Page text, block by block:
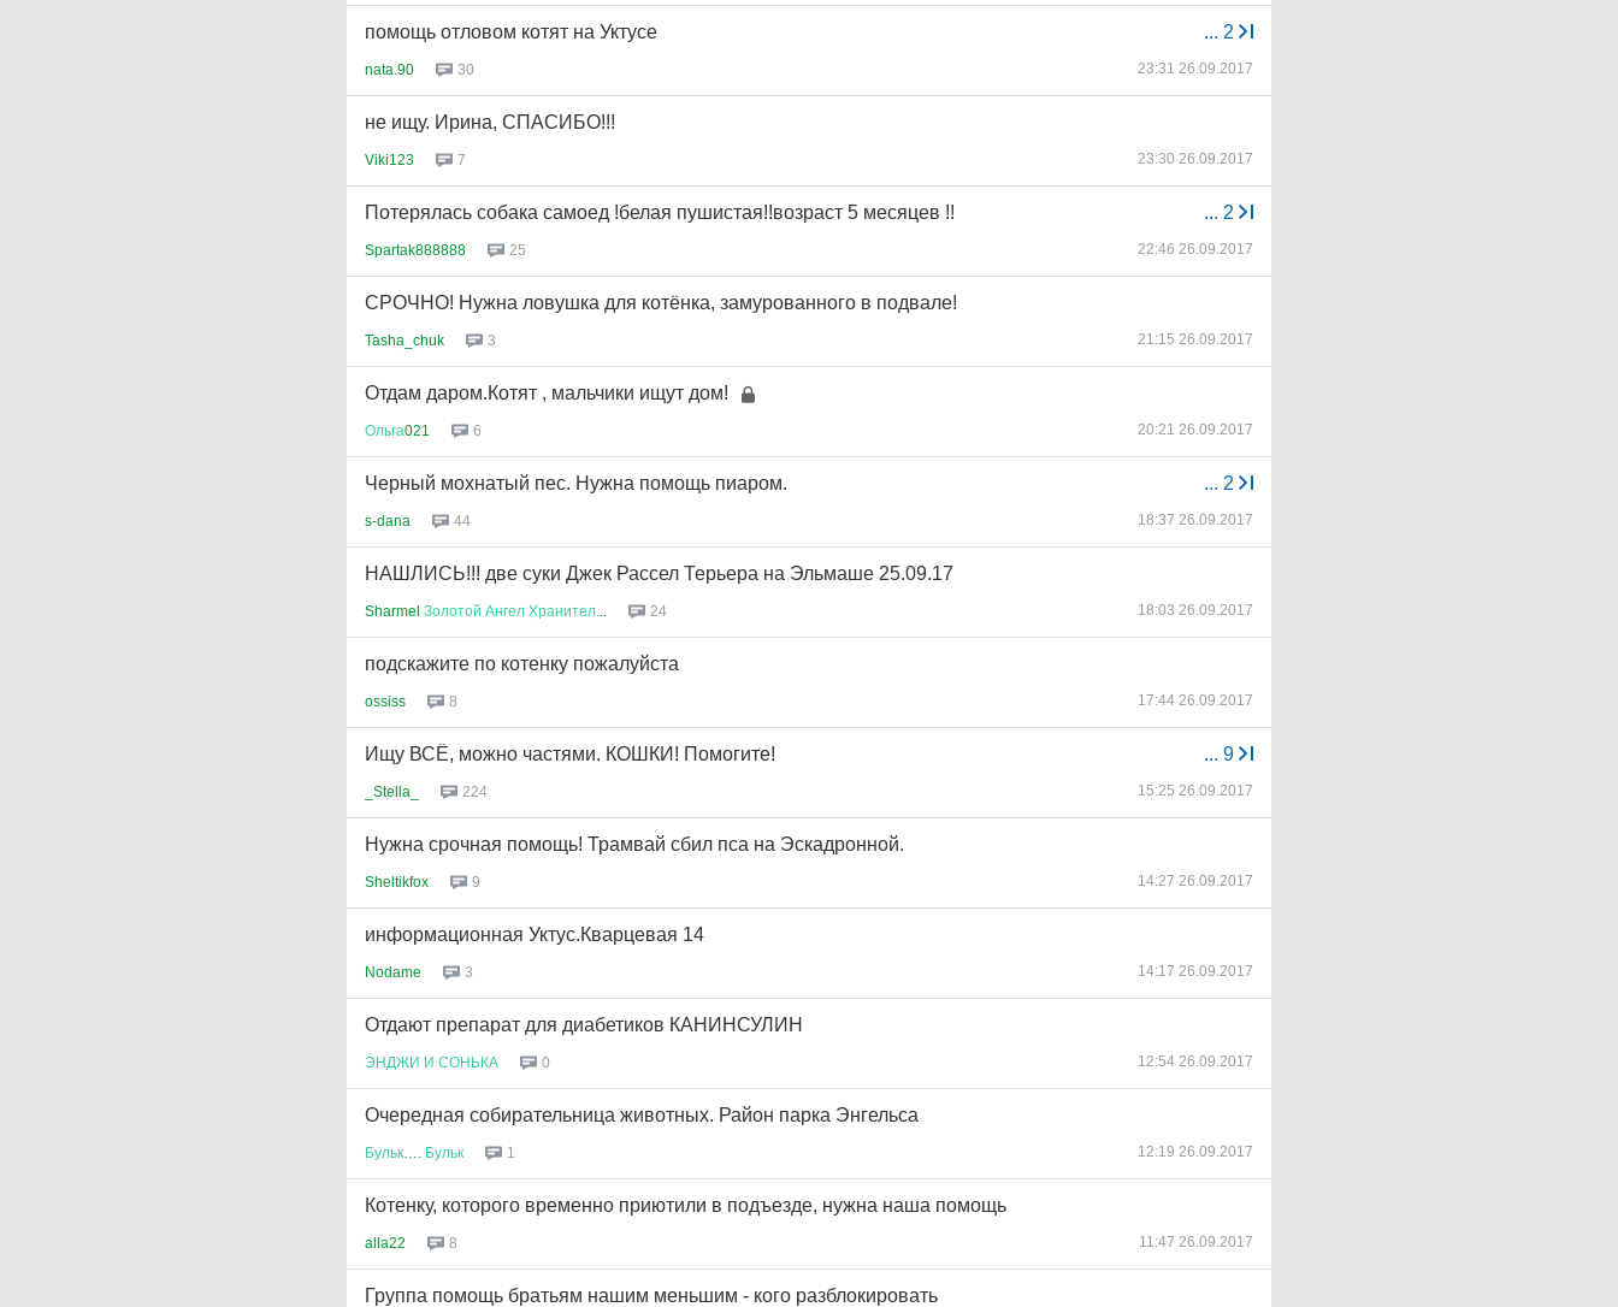
... 2
помощь отловом котят на Уктусе
nata.90 30 23:31 26.09.2017
не ищу. Ирина, СПАСИБО!!!
Viki123 7 23:30 26.09.2017
... 2
Потерялась собака самоед !белая пушистая!!возраст 5 месяцев !!
Spartak888888 25 22:46 26.09.2017
СРОЧНО! Нужна ловушка для котёнка, замурованного в подвале!
Tasha_chuk 3 21:15 26.09.2017
Отдам даром.Котят , мальчики ищут дом!
Ольга021 6 20:21 26.09.2017
... 2
Черный мохнатый пес. Нужна помощь пиаром.
s-dana 44 18:37 26.09.2017
НАШЛИСЬ!!! две суки Джек Рассел Терьера на Эльмаше 25.09.17
Sharmel Золотой Ангел Хранител 24 18:03 26.09.2017
подскажите по котенку пожалуйста
ossiss 8 17:44 26.09.2017
... 9
Ищу ВСЁ, можно частями. КОШКИ! Помогите!
_Stella_ 224 15:25 26.09.2017
Нужна срочная помощь! Трамвай сбил пса на Эскадронной.
Sheltikfox 9 14:27 26.09.2017
информационная Уктус.Кварцевая 14
Nodame 3 14:17 26.09.2017
Отдают препарат для диабетиков КАНИНСУЛИН
ЭНДЖИ И СОНЬКА 0 12:54 26.09.2017
Очередная собирательница животных. Район парка Энгельса
Бульк Бульк 1 12:19 26.09.2017
Котенку, которого временно приютили в подъезде, нужна наша помощь
alla22 8 11:47 26.09.2017
Группа помощь братьям нашим меньшим - кого разблокировать